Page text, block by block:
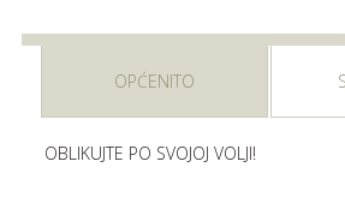
OPĆENITO
OBLIKUJTE PO SVOJOJ VOLJI!